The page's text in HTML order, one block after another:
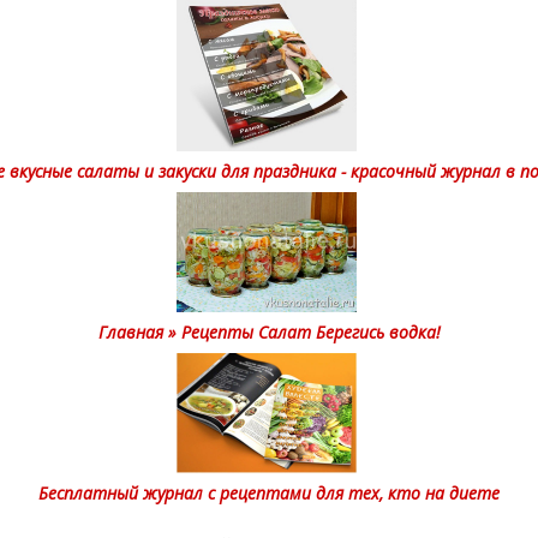
вкусные салаты и закуски для праздника - красочный журнал в
Главная » Рецепты Салат Берегись водка!
Бесплатный журнал с рецептами для тех, кто на диете